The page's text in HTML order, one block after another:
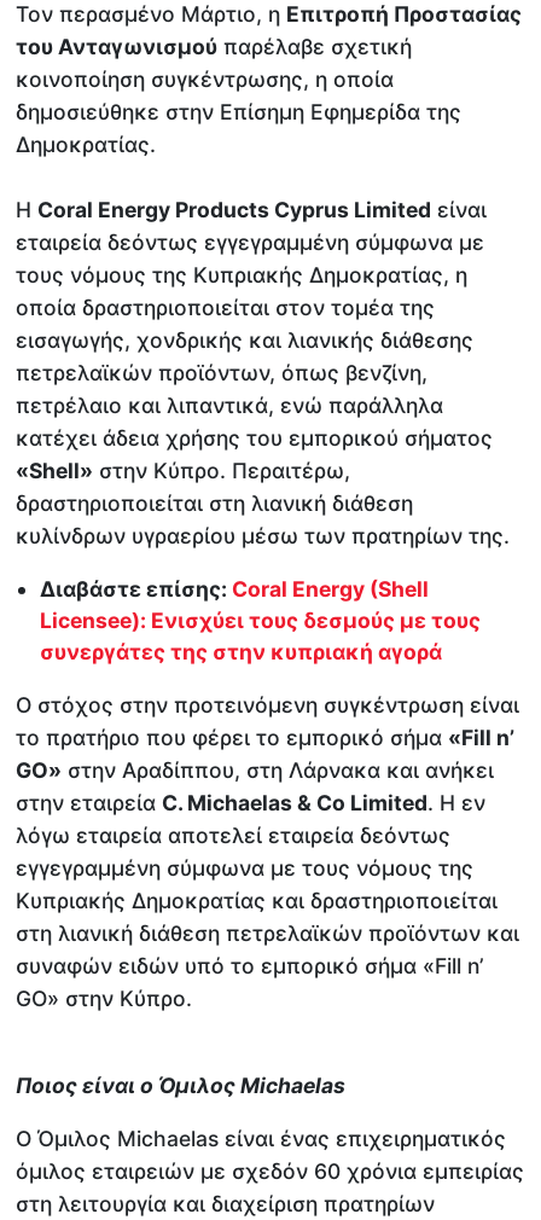
Τον περασμένο Μάρτιο, η Επιτροπή Προστασίας
του Ανταγωνισμού παρέλαβε σχετική
κοινοποίηση συγκέντρωσης, η οποία
δημοσιεύθηκε στην Επίσημη Εφημερίδα της
Δημοκρατίας.
Η Coral Energy Products Cyprus Limited είναι
εταιρεία δεόντως εγγεγραμμένη σύμφωνα με
τους νόμους της Κυπριακής Δημοκρατίας, η
οποία δραστηριοποιείται στον τομέα της
εισαγωγής, χονδρικής και λιανικής διάθεσης
πετρελαϊκών προϊόντων, όπως βενζίνη,
πετρέλαιο και λιπαντικά, ενώ παράλληλα
κατέχει άδεια χρήσης του εμπορικού σήματος
«Shell» στην Κύπρο. Περαιτέρω,
δραστηριοποιείται στη λιανική διάθεση
κυλίνδρων υγραερίου μέσω των πρατηρίων της.
Διαβάστε επίσης: Coral Energy (Shell
Licensee): Ενισχύει τους δεσμούς με τους
συνεργάτες της στην κυπριακή αγορά
Ο στόχος στην προτεινόμενη συγκέντρωση είναι
το πρατήριο που φέρει το εμπορικό σήμα «Fill n’
GO» στην Αραδίππου, στη Λάρνακα και ανήκει
στην εταιρεία C. Michaelas & Co Limited. Η εν
λόγω εταιρεία αποτελεί εταιρεία δεόντως
εγγεγραμμένη σύμφωνα με τους νόμους της
Κυπριακής Δημοκρατίας και δραστηριοποιείται
στη λιανική διάθεση πετρελαϊκών προϊόντων και
συναφών ειδών υπό το εμπορικό σήμα «Fill n’
GO» στην Κύπρο.
Ποιος είναι ο Όμιλος Michaelas
Ο Όμιλος Michaelas είναι ένας επιχειρηματικός
όμιλος εταιρειών με σχεδόν 60 χρόνια εμπειρίας
στη λειτουργία και διαχείριση πρατηρίων